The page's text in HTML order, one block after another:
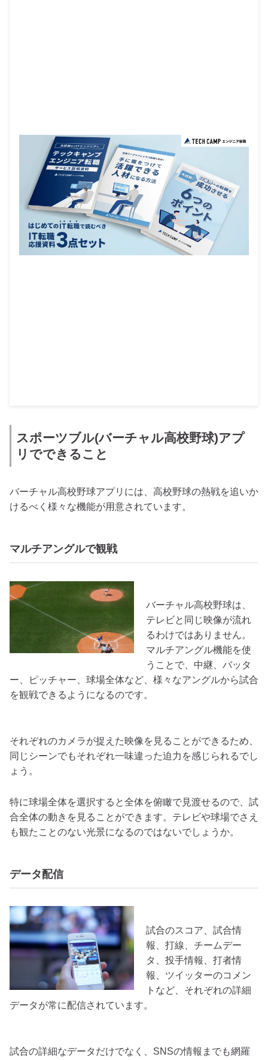
スポーツブル(バーチャル高校野球)アプ
リでできること
バーチャル高校野球アプリには、高校野球の熱戦を追いか
けるべく様々な機能が用意されています。
マルチアングルで観戦
バーチャル高校野球は、
テレビと同じ映像が流れ
るわけではありません。
マルチアングル機能を使
うことで、中継、バッタ
ー、ピッチャー、球場全体など、様々なアングルから試合
を観戦できるようになるのです。
それぞれのカメラが捉えた映像を見ることができるため、
同じシーンでもそれぞれ一味違った迫力を感じられるでし
ょう。
特に球場全体を選択すると全体を俯瞰で見渡せるので、試
合全体の動きを見ることができます。テレビや球場でさえ
も観たことのない光景になるのではないでしょうか。
データ配信
試合のスコア、試合情
報、打線、チームデー
タ、投手情報、打者情
報、ツイッターのコメン
トなど、それぞれの詳細
データが常に配信されています。
試合の詳細なデータだけでなく、SNSの情報までも網羅